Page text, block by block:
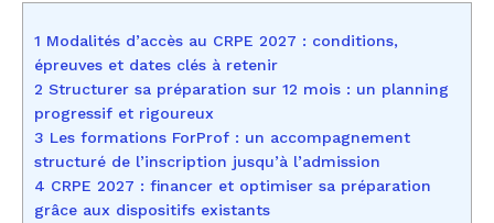
1 Modalités d’accès au CRPE 2027 : conditions,
épreuves et dates clés à retenir
2 Structurer sa préparation sur 12 mois : un planning
progressif et rigoureux
3 Les formations ForProf : un accompagnement
structuré de l’inscription jusqu’à l’admission
4 CRPE 2027 : financer et optimiser sa préparation
grâce aux dispositifs existants